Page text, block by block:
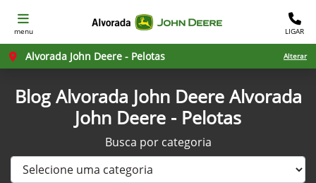
menu LIGAR
Alvorada John Deere - Pelotas Alterar
Blog Alvorada John Deere Alvorada
John Deere - Pelotas
Busca por categoria